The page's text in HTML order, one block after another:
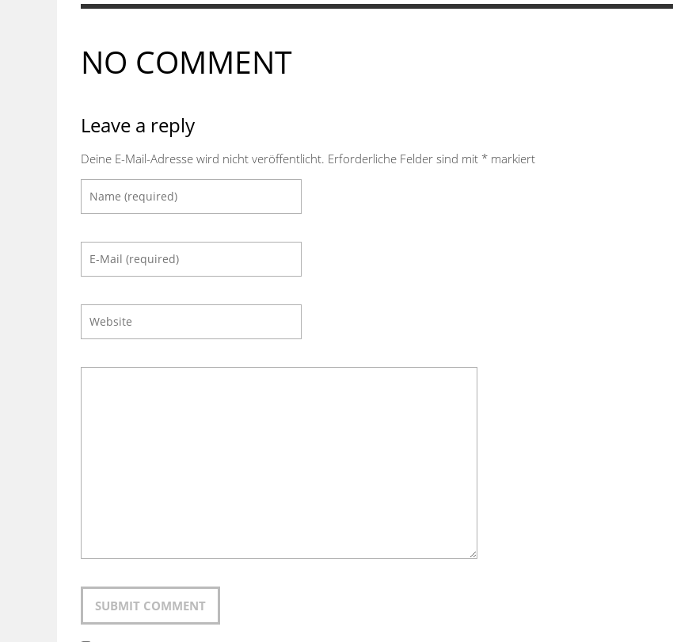
NO COMMENT
Leave a reply
Deine E-Mail-Adresse wird nicht veröffentlicht. Erforderliche Felder sind mit * markiert